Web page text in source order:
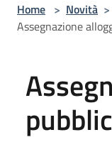
Home > Novità >
Assegnazione